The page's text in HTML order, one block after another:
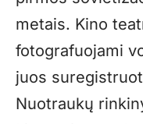
metais. Kino
fotografuojami
juos
Nuotraukų